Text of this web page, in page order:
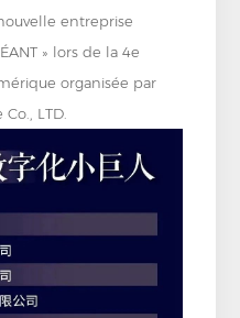
entreprise
» lors de la 4e
organisée par
LTD.